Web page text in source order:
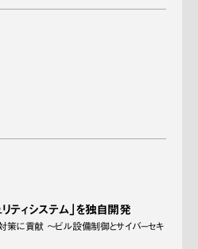
ティシステム」を独自開発
策に貢献 ～ビル設備制御とサイバーセキ